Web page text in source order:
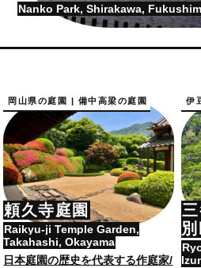
Nanko Park, Shirakawa,
岡山県の庭園 | 備中高梁の庭園
頼久寺庭園
Raikyu-ji Temple Garden,
Takahashi, Okayama
日本庭園の歴史を代表する作庭家/